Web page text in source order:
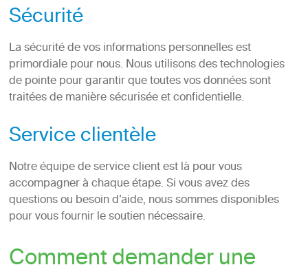
Sécurité
La sécurité de vos informations personnelles est
primordiale pour nous. Nous utilisons des technologies
de pointe pour garantir que toutes vos données sont
traitées de manière sécurisée et confidentielle.
Service clientèle
Notre équipe de service client est là pour vous
accompagner à chaque étape. Si vous avez des
questions ou besoin d’aide, nous sommes disponibles
pour vous fournir le soutien nécessaire.